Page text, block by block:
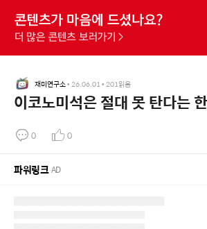
재미연구소 • 26.06.01 • 201 읽음
이코노미석은 절대 못 탄다는
0 0
파워링크AD